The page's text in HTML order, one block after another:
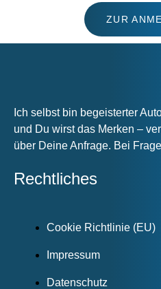
ZUR
Ich selbst bin begeisterter
und Du wirst das Merken –
über Deine Anfrage. Bei
Rechtliches
Cookie Richtlinie (EU)
Impressum
Datenschutz